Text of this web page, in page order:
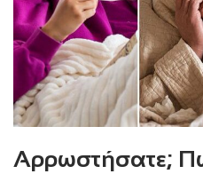
Αρρωστήσατε;